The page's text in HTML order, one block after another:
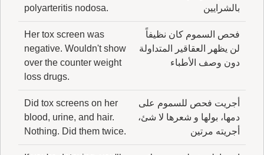
بالشرايين
polyarteritis nodosa.
فحص السموم كان نظيفاً
لن يظهر العقاقير المتداولة
دون وصف الأطباء
Her tox screen was
negative. Wouldn't show
over the counter weight
loss drugs.
أجريت فحص للسموم على
دمها، بولها و شعرها لا شئ،
أجريته مرتين
Did tox screens on her
blood, urine, and hair.
Nothing. Did them twice.